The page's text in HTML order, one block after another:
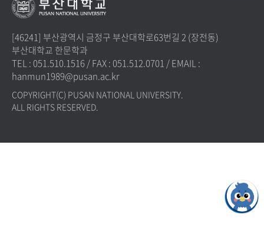
[46241] 부산광역시 금정구 부산대학로63번길 2 (장전동)
부산대학교 한문학과
TEL : 051.510.1516/FAX : 051.512.0701 /EMAIL :
hanmun1989@pusan.ac.kr
COPYRIGHT(C) PUSAN NATIONAL UNIVERSITY.
ALL RIGHTS RESERVED.